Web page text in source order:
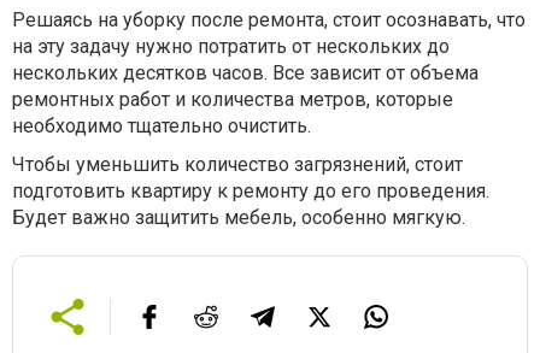
Решаясь на уборку после ремонта, стоит осознавать, что
на эту задачу нужно потратить от нескольких до
нескольких десятков часов. Все зависит от объема
ремонтных работ и количества метров, которые
необходимо тщательно очистить.
Чтобы уменьшить количество загрязнений, стоит
подготовить квартиру к ремонту до его проведения.
Будет важно защитить мебель, особенно мягкую.